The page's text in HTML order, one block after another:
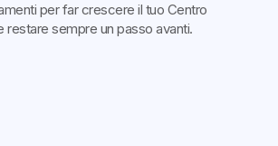
per far crescere il tuo Centro
restare sempre un passo avanti.